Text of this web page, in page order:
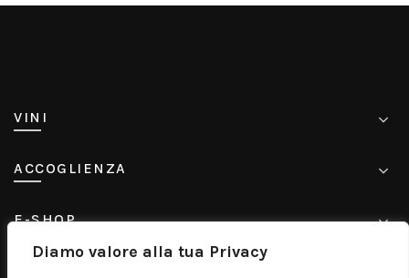
Diamo valore alla tua Privacy
VINI
ACCOGLIENZA
E-SHOP